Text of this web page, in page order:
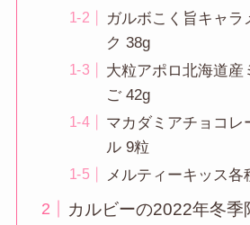
ガルボこく旨キャラ
ク 38g
大粒アポロ北海道産
ご 42g
マカダミアチョコレ
ル 9粒
メルティーキッス各
カルビーの2022年冬